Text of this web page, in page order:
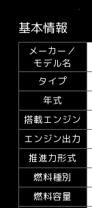
基本情報
メーカー／
モデル名
タイプ
年式
搭載エンジン
エンジン出力
推進力形式
燃料種別
燃料容量